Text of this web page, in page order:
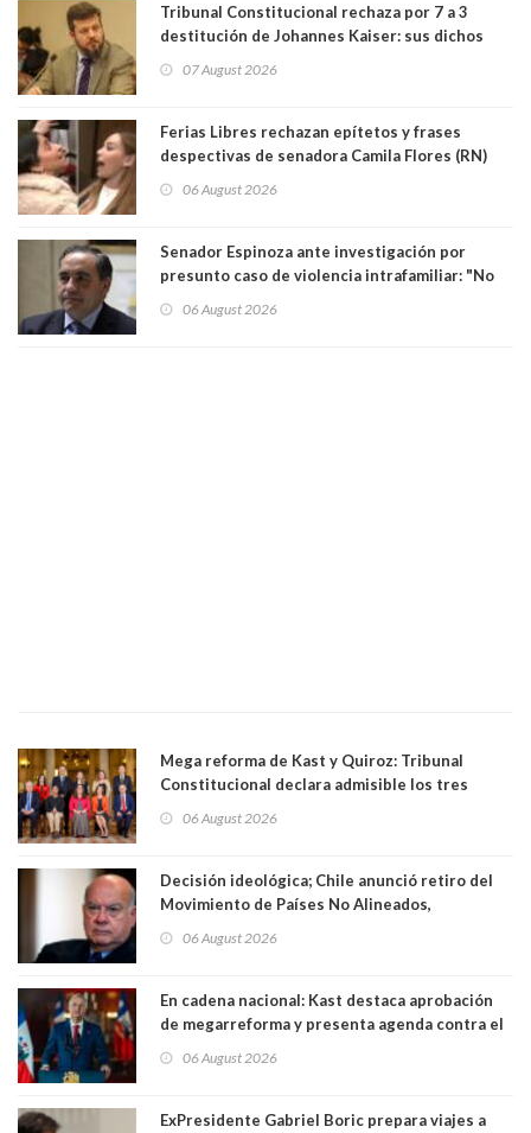
Tribunal Constitucional rechaza por 7 a 3
destitución de Johannes Kaiser: sus dichos
justicia constitucional porque no es diputado
07 August 2026
Ferias Libres rechazan epítetos y frases
despectivas de senadora Camila Flores (RN)
06 August 2026
Senador Espinoza ante investigación por
presunto caso de violencia intrafamiliar: "No
antecedentes a Tribunal Supremo
06 August 2026
Mega reforma de Kast y Quiroz: Tribunal
Constitucional declara admisible los tres
06 August 2026
Decisión ideológica; Chile anunció retiro del
Movimiento de Países No Alineados,
1971. Excanciller Insulza lamentó decisión
06 August 2026
En cadena nacional: Kast destaca aprobación
de megarreforma y presenta agenda contra el
06 August 2026
ExPresidente Gabriel Boric prepara viajes a